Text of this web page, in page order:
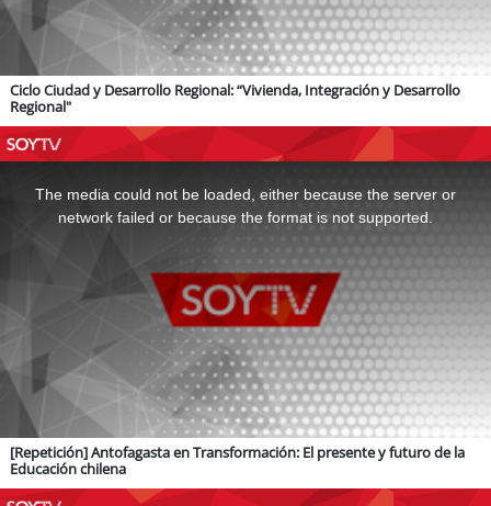
Ciclo Ciudad y Desarrollo Regional: “Vivienda, Integración y Desarrollo
Regional"
The media could not be loaded, either because the server or
network failed or because the format is not supported.
[Repetición] Antofagasta en Transformación: El presente y futuro de la
Educación chilena